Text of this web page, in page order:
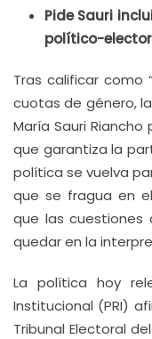
Pide Sauri
político-
Tras calificar como
cuotas de género,
María Sauri
que garantiza la
política se vuelva
que se fragua en
que las cuestiones
quedar en la
La política hoy
Institucional (PRI)
Tribunal Electoral